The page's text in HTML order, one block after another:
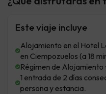
Este viaje incluye
Alojamiento en el Hotel
en Ciempozuelos (a 18
Régimen de Alojamiento
1 entrada de 2 días
persona y estancia.